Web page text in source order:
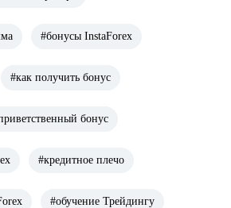
#бонусы InstaForex
#как получить бонус
бонус
#кредитное плечо
#обучение Трейдингу